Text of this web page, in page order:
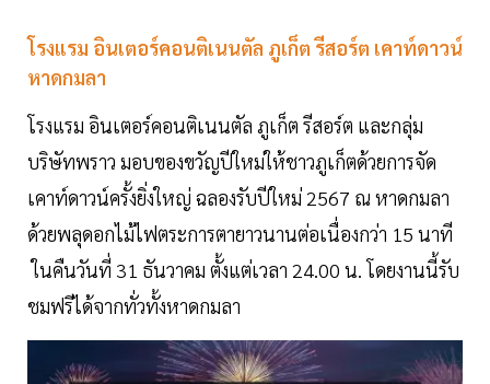
โรงแรม อินเตอร์คอนติเนนตัล ภูเก็ต รีสอร์ต เคาท์ดาวน์
หาดกมลา
โรงแรม อินเตอร์คอนติเนนตัล ภูเก็ต รีสอร์ต และกลุ่ม
บริษัทพราว มอบของขวัญปีใหม่ให้ชาวภูเก็ตด้วยการจัด
เคาท์ดาวน์ครั้งยิ่งใหญ่ ฉลองรับปีใหม่ 2567 ณ หาดกมลา
ด้วยพลุดอกไม้ไฟตระการตายาวนานต่อเนื่องกว่า 15 นาที
ในคืนวันที่ 31 ธันวาคม ตั้งแต่เวลา 24.00 น. โดยงานนี้รับ
ชมฟรีได้จากทั่วทั้งหาดกมลา